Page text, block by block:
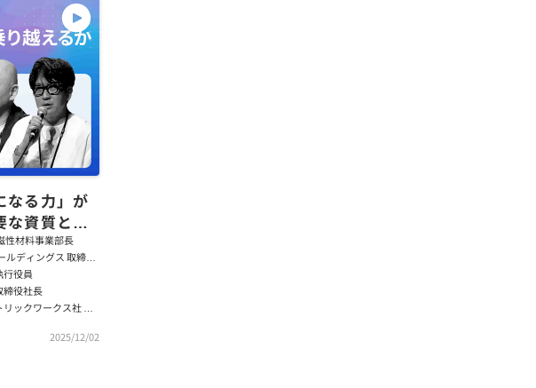
なる力」が
資質と心
性材料事業部長
ディングス 取締役
社長／ ㈱ソミック
締役／一般社団法
行役員
締役社長
ックワークス社 環
2025/12/02